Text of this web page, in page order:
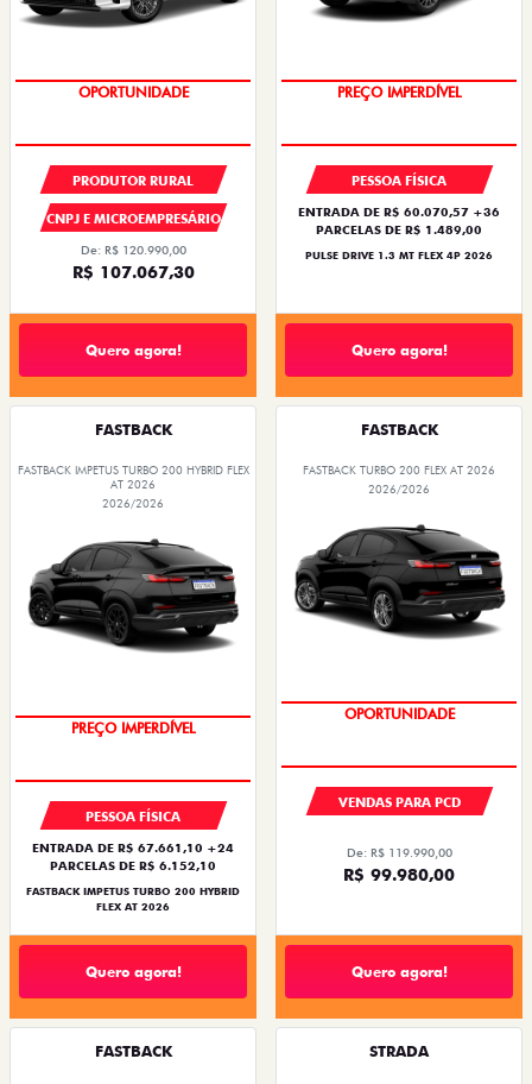
OPORTUNIDADE
PRODUTOR RURAL
CNPJ E MICROEMPRESÁRIO
De: R$ 120.990,00
R$ 107.067,30
Quero agora!
OPORTUNIDADE
PESSOA FÍSICA
ENTRADA DE R$ 60.070,57 +36
PARCELAS DE R$ 1.489,00
PULSE DRIVE 1.3 MT FLEX 4P 2026
Quero agora!
FASTBACK
FASTBACK IMPETUS TURBO 200 HYBRID FLEX
AT 2026
2026/2026
OPORTUNIDADE
PESSOA FÍSICA
ENTRADA DE R$ 67.661,10 +24
PARCELAS DE R$ 6.152,10
FASTBACK IMPETUS TURBO 200 HYBRID
FLEX AT 2026
Quero agora!
FASTBACK
FASTBACK TURBO 200 FLEX AT 2026
2026/2026
OPORTUNIDADE
VENDAS PARA PCD
De: R$ 119.990,00
R$ 99.980,00
Quero agora!
FASTBACK STRADA